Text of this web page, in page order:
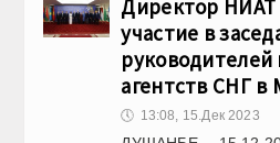
Директор НИАТ
участие в
агентств СНГ в
🕔 13:08, 15.Дек 2023